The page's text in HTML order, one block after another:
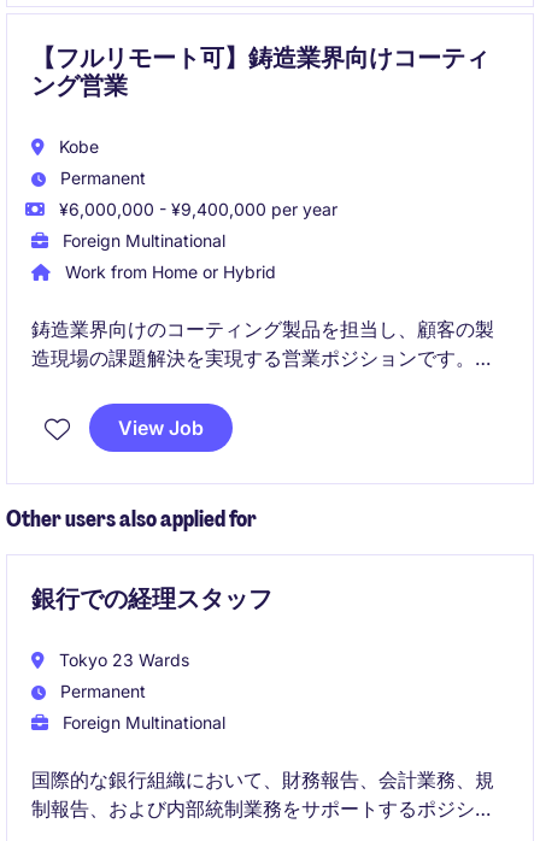
【フルリモート可】鋳造業界向けコーティ
ング営業
Kobe
Permanent
¥6,000,000 - ¥9,400,000 per year
Foreign Multinational
Work from Home or Hybrid
鋳造業界向けのコーティング製品を担当し、顧客の製
造現場の課題解決を実現する営業ポジションです。
全国の顧客を対象に、技術的な提案を通じて長期的な
関係構築と売上拡大を担います
View Job
Other users also applied for
銀行での経理スタッフ
Tokyo 23 Wards
Permanent
Foreign Multinational
国際的な銀行組織において、財務報告、会計業務、規
制報告、および内部統制業務をサポートするポジショ